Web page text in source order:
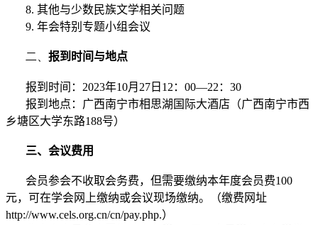
8. 其他与少数民族文学相关问题
9. 年会特别专题小组会议
二、 报到时间与地点
报到时间： 2023年10月 27 日 12： 00—22： 30
报到地点：广西南宁市相思湖 国际大酒店 （广西南宁市西
乡塘区大学东路188号）
三、会议费用
会员参会不收取会务费，但需要缴纳本年度会员费100
元，可在学会网上缴纳或会议现场缴纳。（缴费网址
http://www.cels.org.cn/cn/pay.php.）